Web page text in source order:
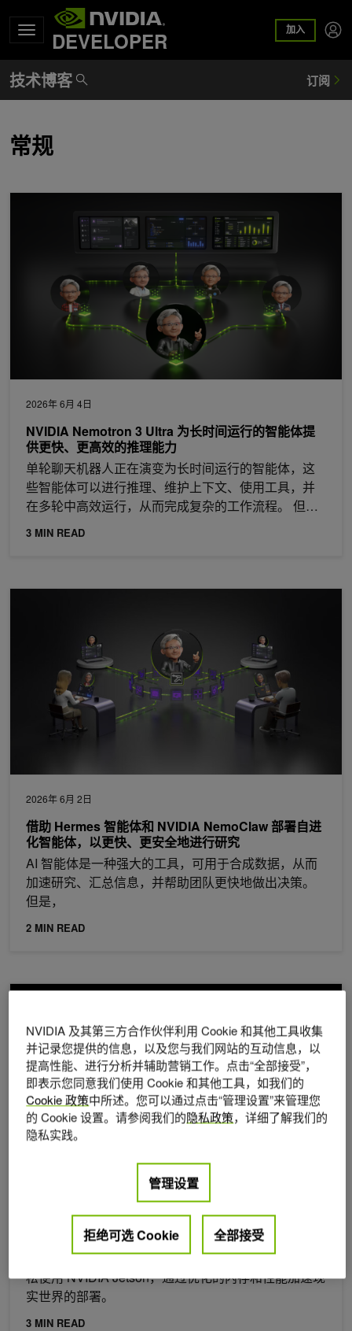
DEVELOPER 加入
常规
2026年 6月 4日
NVIDIA Nemotron 3 Ultra 为长时间运行的智能体提
供更快、更高效的推理能力
单轮聊天机器人正在演变为长时间运行的智能体，这
些智能体可以进行推理、维护上下文、使用工具，并
在多轮中高效运行，从而完成复杂的工作流程。 但
3 MIN READ
2026年 6月 2日
借助 Hermes 智能体和 NVIDIA NemoClaw 部署自进
化智能体，以更快、更安全地进行研究
AI 智能体是一种强大的工具，可用于合成数据，从而
加速研究、汇总信息，并帮助团队更快地做出决策。
但是，
2 MIN READ
借助 Hermes 智能体和 NVIDIA NemoClaw 部署自进化智能体，
在 NVIDIA JetPack 7.2 中部署具有高显存效率的边缘
代理就绪型 AI
随着 AI 智能体 从数字世界转向物理环境，他们可以轻
松使用 NVIDIA Jetson，通过优化的内存和性能加速现
实世界的部署。
3 MIN READ
在 NVIDIA JetPack 7.2 中部署具有高显存效率的边缘代理就绪型
NVIDIA 及其第三方合作伙伴利用 Cookie 和其他工具收集
并记录您提供的信息，以及您与我们网站的互动信息，以
提高性能、进行分析并辅助营销工作。点击“全部接受”，
即表示您同意我们使用 Cookie 和其他工具，如我们的
Cookie 政策中所述。您可以通过点击“管理设置”来管理您
的 Cookie 设置。请参阅我们的隐私政策，详细了解我们的
隐私实践。
管理设置
拒绝可选 Cookie 全部接受